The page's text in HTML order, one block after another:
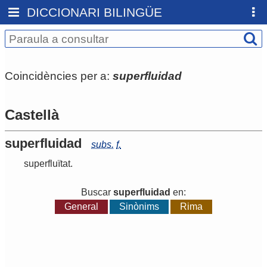
DICCIONARI BILINGÜE
Coincidències per a: superfluidad
Castellà
superfluidad subs. f.
superfluïtat.
Buscar superfluidad en:
General
Sinònims Rima